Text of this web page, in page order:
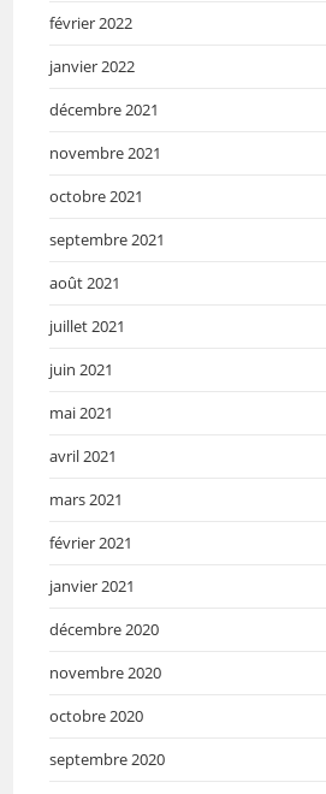
février 2022
janvier 2022
décembre 2021
novembre 2021
octobre 2021
septembre 2021
août 2021
juillet 2021
juin 2021
mai 2021
avril 2021
mars 2021
février 2021
janvier 2021
décembre 2020
novembre 2020
octobre 2020
septembre 2020